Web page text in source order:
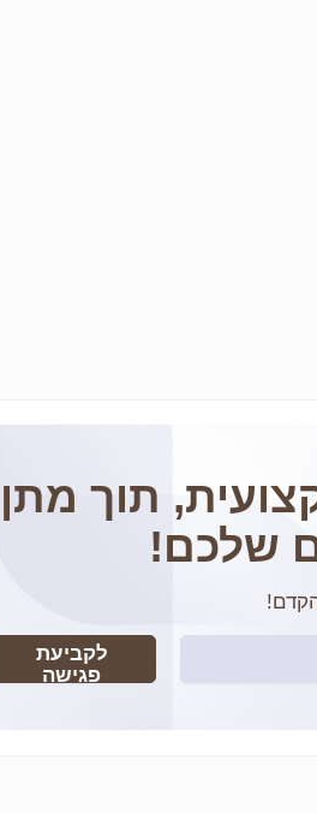
תוך מתן
שלכם!
לקביעת
פגישה